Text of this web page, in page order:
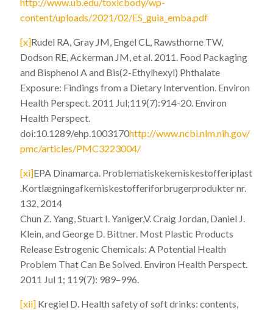
content/uploads/2021/02/ES_guia_emba.pdf
[x]Rudel RA, Gray JM, Engel CL, Rawsthorne TW,
Dodson RE, Ackerman JM, et al. 2011. Food Packaging
and Bisphenol A and Bis(2-Ethylhexyl) Phthalate
Exposure: Findings from a Dietary Intervention. Environ
Health Perspect. 2011 Jul;119(7):914-20. Environ
Health Perspect.
doi:10.1289/ehp.1003170http://www.ncbi.nlm.nih.gov/
pmc/articles/PMC3223004/
[xi]EPA Dinamarca. Problematiskekemiskestofferiplast
.Kortlægningafkemiskestofferiforbrugerprodukter nr.
132, 2014
Chun Z. Yang, Stuart I. Yaniger,V. Craig Jordan, Daniel J.
Klein, and George D. Bittner. Most Plastic Products
Release Estrogenic Chemicals: A Potential Health
Problem That Can Be Solved. Environ Health Perspect.
2011 Jul 1; 119(7): 989–996.
[xii] Kregiel D. Health safety of soft drinks: contents,